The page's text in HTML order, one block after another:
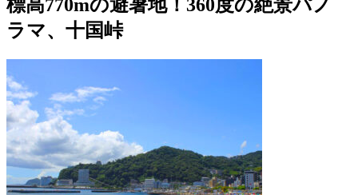
標高770mの避暑地！360度の絶景パノ
ラマ、十国峠